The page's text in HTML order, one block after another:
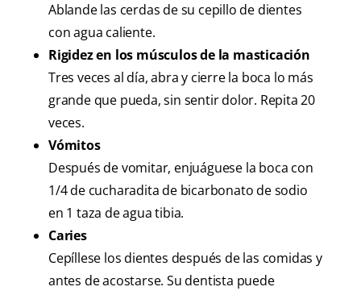
Ablande las cerdas de su cepillo de dientes
con agua caliente.
Rigidez en los músculos de la masticación
Tres veces al día, abra y cierre la boca lo más
grande que pueda, sin sentir dolor. Repita 20
veces.
Vómitos
Después de vomitar, enjuáguese la boca con
1/4 de cucharadita de bicarbonato de sodio
en 1 taza de agua tibia.
Caries
Cepíllese los dientes después de las comidas y
antes de acostarse. Su dentista puede